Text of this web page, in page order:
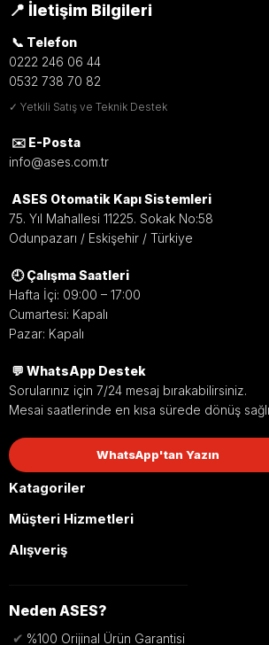
📍 İletişim Bilgileri
📞 Telefon
0222 246 06 44
0532 738 70 82
✓ Yetkili Satış ve Teknik Destek
✉️ E-Posta
info@ases.com.tr
ASES Otomatik Kapı Sistemleri
75. Yıl Mahallesi 11225. Sokak No:58
Odunpazarı / Eskişehir / Türkiye
🕘 Çalışma Saatleri
Hafta İçi: 09:00 – 17:00
Cumartesi: Kapalı
Pazar: Kapalı
💬 WhatsApp Destek
Sorularınız için 7/24 mesaj bırakabilirsiniz.
Mesai saatlerinde en kısa sürede dönüş
WhatsApp'tan Yazın
Katagoriler
Müşteri Hizmetleri
Alışveriş
Neden ASES?
✔ %100 Orijinal Ürün Garantisi